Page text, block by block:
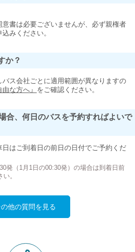
書は必要ございませんが、必ず親権者
みください。
か？
ス会社ごとに適用範囲が異なりますの
な方へ』 をご確認ください。
合、何日のバスを予約すればよいで
はご到着日の前日の日付でご予約くだ
発（1月1日の00:30発）の場合は到着日前
。
の他の質問を見る